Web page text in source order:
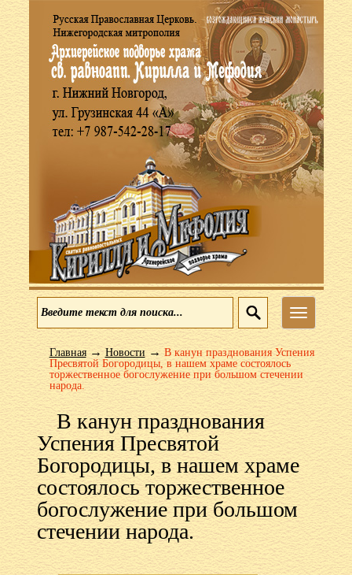
Меню
Главная→Новости→В канун празднования Успения
Пресвятой Богородицы, в нашем храме состоялось
торжественное богослужение при большом стечении
народа.
В канун празднования
Успения Пресвятой
Богородицы, в нашем храме
состоялось торжественное
богослужение при большом
стечении народа.